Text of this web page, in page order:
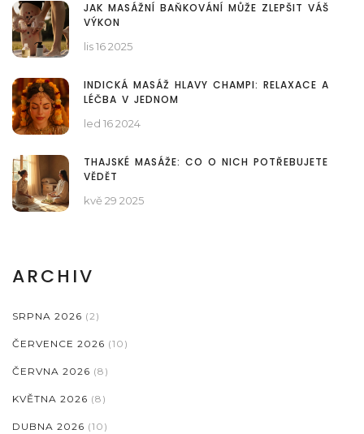
JAK MASÁŽNÍ BAŇKOVÁNÍ MŮŽE ZLEPŠIT VÁŠ
VÝKON
lis 16 2025
INDICKÁ MASÁŽ HLAVY CHAMPI: RELAXACE A
LÉČBA V JEDNOM
led 16 2024
THAJSKÉ MASÁŽE: CO O NICH POTŘEBUJETE
VĚDĚT
kvě 29 2025
ARCHIV
SRPNA 2026 (2)
ČERVENCE 2026 (10)
ČERVNA 2026 (8)
KVĚTNA 2026 (8)
DUBNA 2026 (10)